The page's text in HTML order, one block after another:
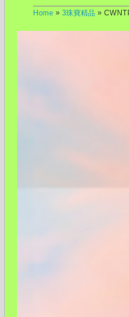
Home » 3珠寶精品 »